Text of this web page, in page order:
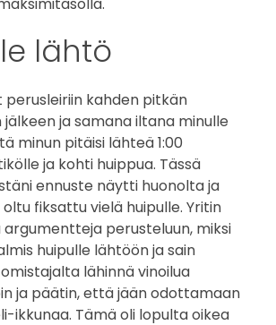
lähtö
perusleiriin kahden pitkän
ja samana iltana minulle
minun pitäisi lähteä 1:00
ja kohti huippua. Tässä
ennuste näytti huonolta ja
fiksattu vielä huipulle. Yritin
perusteluun, miksi
huipulle lähtöön ja sain
lähinnä vinoilua
ja päätin, että jään odottamaan
ikkunaa. Tämä oli lopulta oikea